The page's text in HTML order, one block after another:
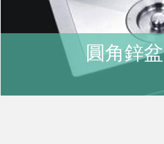
登
/
圓角鋅盆